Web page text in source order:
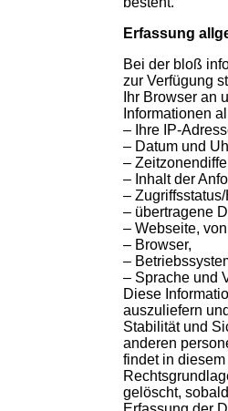
Erfassung
Bei der bloß
zur Verfügung
Ihr Browser an
Informationen
– Ihre IP-
– Datum und
–
– Inhalt der
–
– übertragene
– Webseite,
– Browser,
–
– Sprache und
Diese
auszuliefern
Stabilität und
anderen
findet in
gelöscht,